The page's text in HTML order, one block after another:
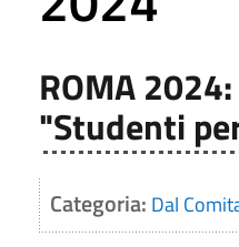
ROMA
"Studenti
Categoria: Dal